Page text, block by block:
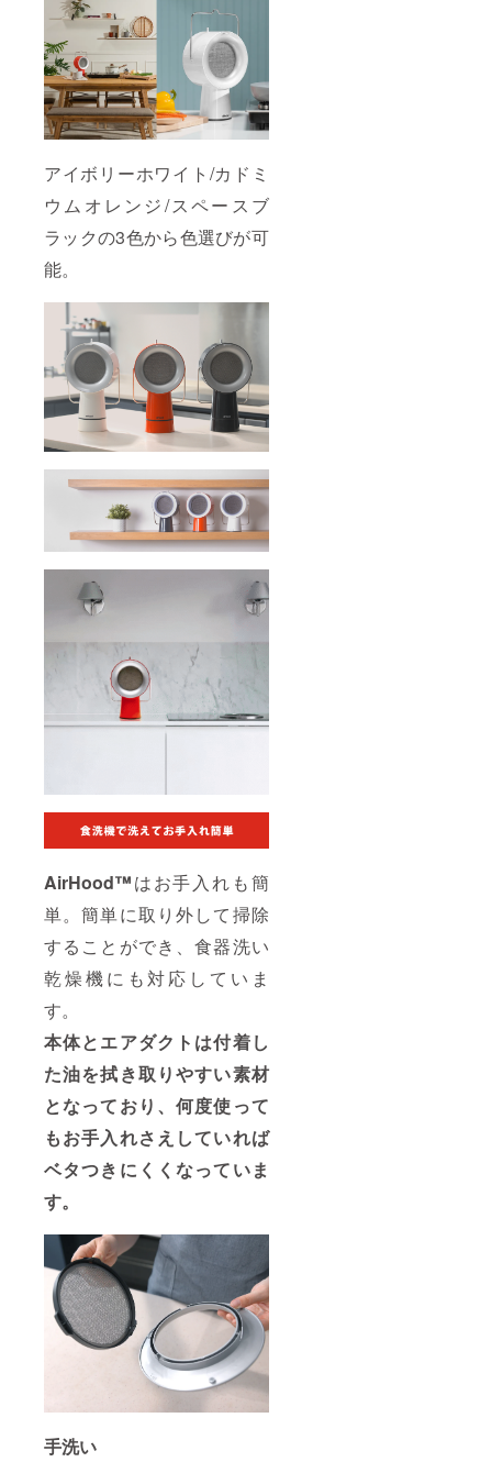
アイボリーホワイト/カドミ
ウムオレンジ/スペースブ
ラックの3色から色選びが可
能。
AirHood™はお手入れも簡
単。簡単に取り外して掃除
することができ、食器洗い
乾燥機にも対応していま
す。
本体とエアダクトは付着し
た油を拭き取りやすい素材
となっており、何度使って
もお手入れさえしていれば
ベタつきにくくなっていま
す。
手洗い